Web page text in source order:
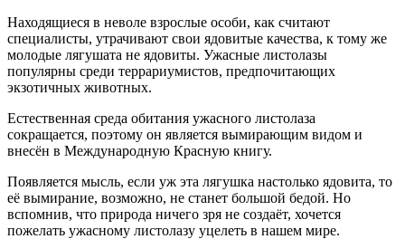
Находящиеся в неволе взрослые особи, как считают
специалисты, утрачивают свои ядовитые качества, к тому же
молодые лягушата не ядовиты. Ужасные листолазы
популярны среди террариумистов, предпочитающих
экзотичных животных.
Естественная среда обитания ужасного листолаза
сокращается, поэтому он является вымирающим видом и
внесён в Международную Красную книгу.
Появляется мысль, если уж эта лягушка настолько ядовита, то
её вымирание, возможно, не станет большой бедой. Но
вспомнив, что природа ничего зря не создаёт, хочется
пожелать ужасному листолазу уцелеть в нашем мире.